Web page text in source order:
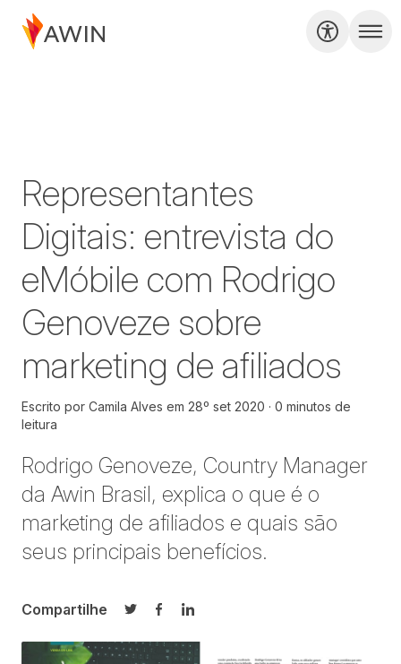
Representantes
Digitais: entrevista do
eMóbile com Rodrigo
Genoveze sobre
marketing de afiliados
Escrito por Camila Alves em 28º set 2020
0 minutos de
leitura
Rodrigo Genoveze, Country Manager
da Awin Brasil, explica o que é o
marketing de afiliados e quais são
seus principais benefícios.
Compartilhe
Compartilhar no Twitter
Compartilhar no Facebook
Compartilhar no LinkedIn